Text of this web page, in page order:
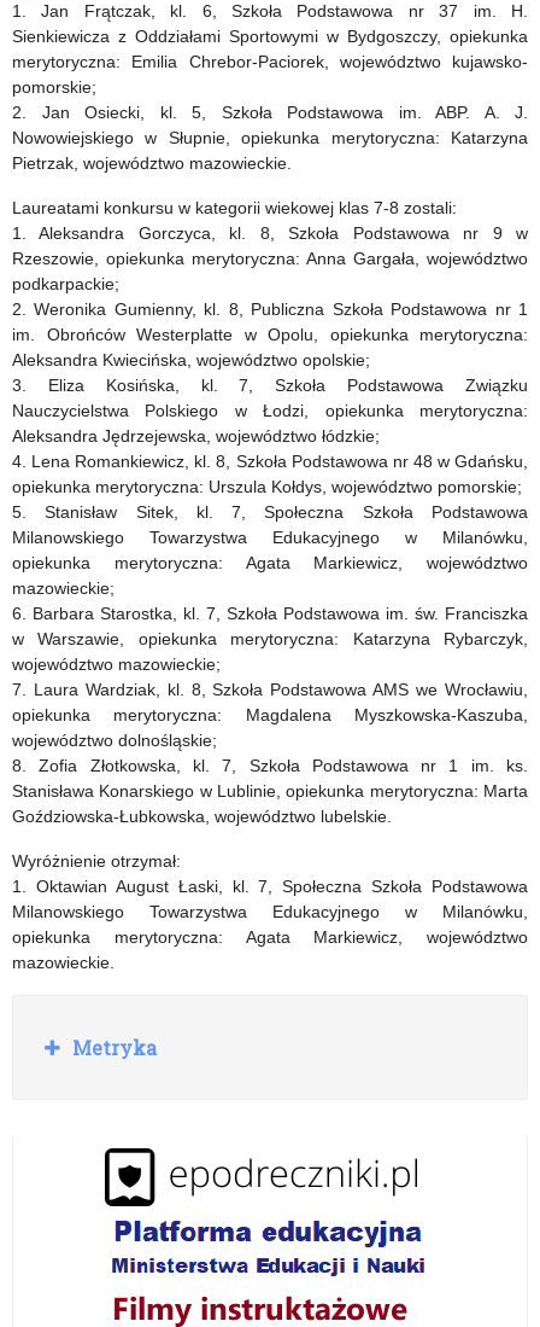
1. Jan Frątczak, kl. 6, Szkoła Podstawowa nr 37 im. H.
Sienkiewicza z Oddziałami Sportowymi w Bydgoszczy, opiekunka
merytoryczna: Emilia Chrebor-Paciorek, województwo kujawsko-
pomorskie;
2. Jan Osiecki, kl. 5, Szkoła Podstawowa im. ABP. A. J.
Nowowiejskiego w Słupnie, opiekunka merytoryczna: Katarzyna
Pietrzak, województwo mazowieckie.
Laureatami konkursu w kategorii wiekowej klas 7-8 zostali:
1. Aleksandra Gorczyca, kl. 8, Szkoła Podstawowa nr 9 w
Rzeszowie, opiekunka merytoryczna: Anna Gargała, województwo
podkarpackie;
2. Weronika Gumienny, kl. 8, Publiczna Szkoła Podstawowa nr 1
im. Obrońców Westerplatte w Opolu, opiekunka merytoryczna:
Aleksandra Kwiecińska, województwo opolskie;
3. Eliza Kosińska, kl. 7, Szkoła Podstawowa Związku
Nauczycielstwa Polskiego w Łodzi, opiekunka merytoryczna:
Aleksandra Jędrzejewska, województwo łódzkie;
4. Lena Romankiewicz, kl. 8, Szkoła Podstawowa nr 48 w Gdańsku,
opiekunka merytoryczna: Urszula Kołdys, województwo pomorskie;
5. Stanisław Sitek, kl. 7, Społeczna Szkoła Podstawowa
Milanowskiego Towarzystwa Edukacyjnego w Milanówku,
opiekunka merytoryczna: Agata Markiewicz, województwo
mazowieckie;
6. Barbara Starostka, kl. 7, Szkoła Podstawowa im. św. Franciszka
w Warszawie, opiekunka merytoryczna: Katarzyna Rybarczyk,
województwo mazowieckie;
7. Laura Wardziak, kl. 8, Szkoła Podstawowa AMS we Wrocławiu,
opiekunka merytoryczna: Magdalena Myszkowska-Kaszuba,
województwo dolnośląskie;
8. Zofia Złotkowska, kl. 7, Szkoła Podstawowa nr 1 im. ks.
Stanisława Konarskiego w Lublinie, opiekunka merytoryczna: Marta
Goździowska-Łubkowska, województwo lubelskie.
Wyróżnienie otrzymał:
1. Oktawian August Łaski, kl. 7, Społeczna Szkoła Podstawowa
Milanowskiego Towarzystwa Edukacyjnego w Milanówku,
opiekunka merytoryczna: Agata Markiewicz, województwo
mazowieckie.
R
o
Metryka